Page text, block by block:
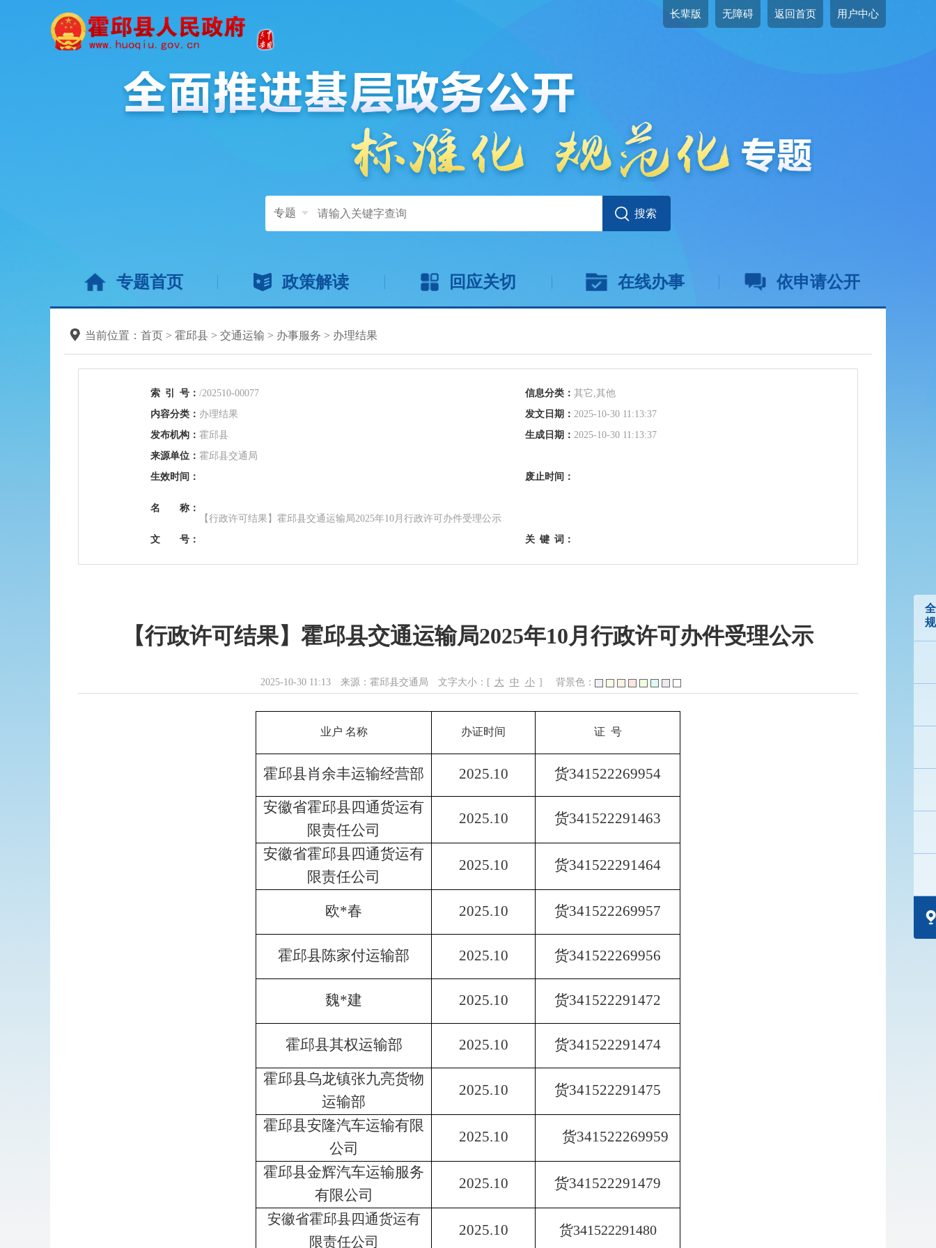
长辈版 无障碍 返回首页 用户中心
专题
专题首页 政策解读 回应关切 在线办事 依申请公开
当前位置： 首页 > 霍邱县 > 交通运输 > 办事服务 > 办理结果
索 引 号： /202510-00077 信息分类： 其它,其他
内容分类： 办理结果 发文日期： 2025-10-30 11:13:37
发布机构： 霍邱县 生成日期： 2025-10-30 11:13:37
来源单位： 霍邱县交通局
生效时间：
废止时间：
名 称：
【行政许可结果】霍邱县交通运输局2025年10月行政许可办件受理公示
文 号：
关 键 词：
【行政许可结果】霍邱县交通运输局2025年10月行政许可办件受理公示
2025-10-30 11:13 来源：霍邱县交通局 文字大小：[ 大 中 小 ] 背景色：
业户 名称 办证时间 证 号
霍邱县肖余丰运输经营部 2025.10 货341522269954
安徽省霍邱县四通货运有
限责任公司
2025.10 货341522291463
安徽省霍邱县四通货运有
限责任公司
2025.10 货341522291464
欧*春 2025.10 货341522269957
霍邱县陈家付运输部 2025.10 货341522269956
魏*建 2025.10 货341522291472
霍邱县其权运输部 2025.10 货341522291474
霍邱县乌龙镇张九亮货物
运输部
2025.10 货341522291475
霍邱县安隆汽车运输有限
公司
2025.10 货341522269959
霍邱县金辉汽车运输服务
有限公司
2025.10 货341522291479
安徽省霍邱县四通货运有
限责任公司
2025.10 货341522291480